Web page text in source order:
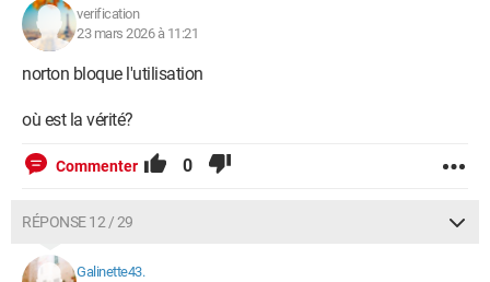
verification
23 mars 2026 à 11:21
norton bloque l'utilisation
où est la vérité?
Commenter 0
RÉPONSE 12 / 29
Galinette43.